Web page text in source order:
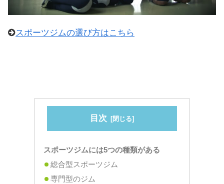
スポーツジムの選び方はこちら
目次
スポーツジムには5つの種類がある
総合型スポーツジム
専門型のジム